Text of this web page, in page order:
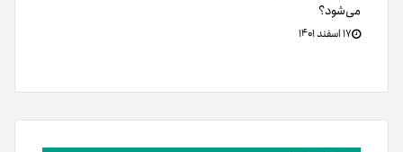
می‌شود؟
۱۷ اسفند ۱۴۰۱